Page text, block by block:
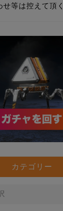
等は控えて頂
カテゴリー